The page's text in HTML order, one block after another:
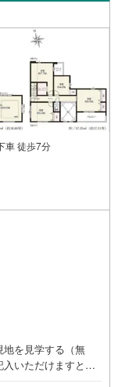
になります。
い合わせください。
有効期限は付与日か
ーー
用金利は融資実行時
なる場合がありま
車 徒歩7分
を見学する（無
いただけますとス